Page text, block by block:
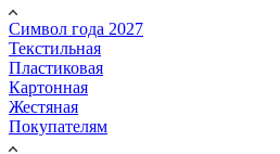
Символ года 2027
Текстильная
Пластиковая
Картонная
Жестяная
Покупателям